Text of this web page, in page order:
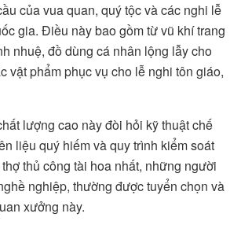
của vua quan, quý tộc và các nghi lễ
gia. Điều này bao gồm từ vũ khí trang
nhuệ, đồ dùng cá nhân lộng lẫy cho
vật phẩm phục vụ cho lễ nghi tôn giáo,
lượng cao này đòi hỏi kỹ thuật chế
liệu quý hiếm và quy trình kiểm soát
thủ công tài hoa nhất, những người
nghiệp, thường được tuyển chọn và
xưởng này.